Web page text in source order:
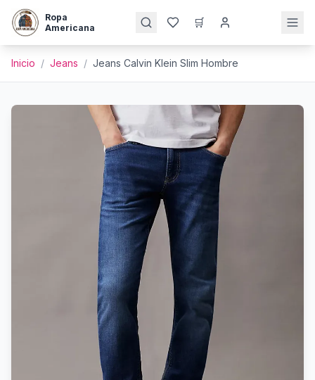
Ropa
Americana
🛒
Inicio / Jeans / Jeans Calvin Klein Slim Hombre